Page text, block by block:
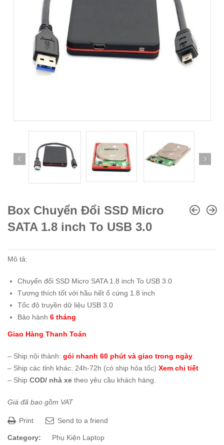
Box Chuyển Đổi SSD Micro
SATA 1.8 inch To USB 3.0
Mô tả:
Chuyển đổi SSD Micro SATA 1.8 inch To USB 3.0
Tương thích tốt với hầu hết ổ cứng 1.8 inch
Tốc độ truyền dữ liệu USB 3.0
Bảo hành 6 tháng
Giao Hàng Thanh Toán
– Ship nội thành: gói nhanh 60 phút và giao trong ngày
– Ship các tỉnh khác: 24h-72h (có ship hỏa tốc) Xem chi tiết
– Ship COD/ nhà xe theo yêu cầu khách hàng.
Giá đã bao gồm VAT
Print Send to a friend
Category:
Phụ Kiện Laptop